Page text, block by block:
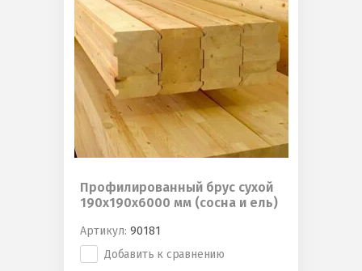
Профилированный брус сухой
190х190х6000 мм (сосна и ель)
Артикул: 90181
Добавить к сравнению